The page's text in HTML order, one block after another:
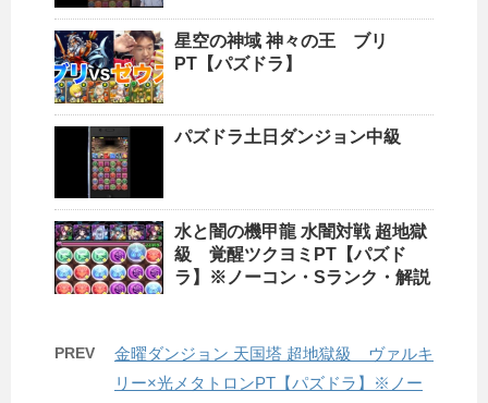
星空の神域 神々の王 ブリ
PT【パズドラ】
パズドラ土日ダンジョン中級
水と闇の機甲龍 水闇対戦 超地獄
級 覚醒ツクヨミPT【パズド
ラ】※ノーコン・Sランク・解説
PREV
金曜ダンジョン 天国塔 超地獄級 ヴァルキ
リー×光メタトロンPT【パズドラ】※ノー